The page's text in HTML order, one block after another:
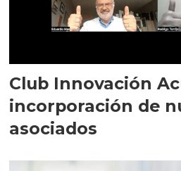
Club Innovación
incorporación de
asociados